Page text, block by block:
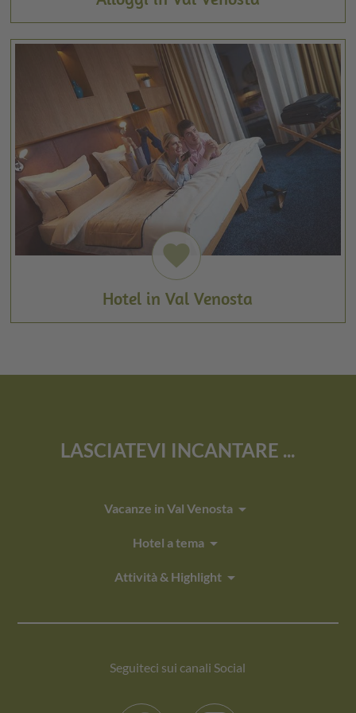
favorite
Hotel in Val Venosta
LASCIATEVI INCANTARE ...
Vacanze in Val Venostaarrow_drop_down
Hotel a temaarrow_drop_down
Attività & Highlight arrow_drop_down
Seguiteci sui canali Social